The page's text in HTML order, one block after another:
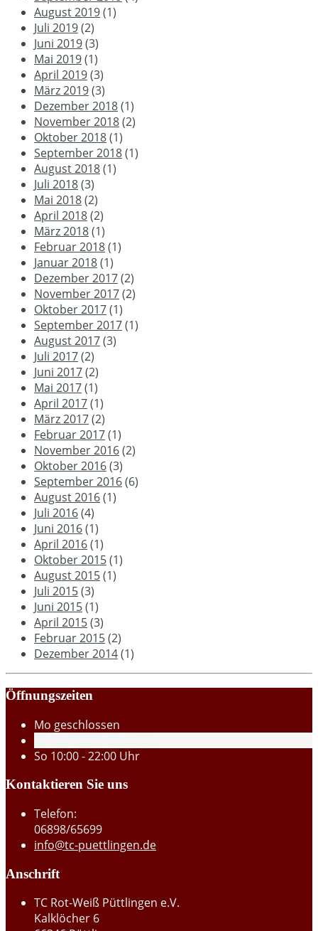
August 2019(1)
Juli 2019(2)
Juni 2019(3)
Mai 2019(1)
April 2019(3)
März 2019(3)
Dezember 2018(1)
November 2018(2)
Oktober 2018(1)
September 2018(1)
August 2018(1)
Juli 2018(3)
Mai 2018(2)
April 2018(2)
März 2018(1)
Februar 2018(1)
Januar 2018(1)
Dezember 2017(2)
November 2017(2)
Oktober 2017(1)
September 2017(1)
August 2017(3)
Juli 2017(2)
Juni 2017(2)
Mai 2017(1)
April 2017(1)
März 2017(2)
Februar 2017(1)
November 2016(2)
Oktober 2016(3)
September 2016(6)
August 2016(1)
Juli 2016(4)
Juni 2016(1)
April 2016(1)
Oktober 2015(1)
August 2015(1)
Juli 2015(3)
Juni 2015(1)
April 2015(3)
Februar 2015(2)
Dezember 2014(1)
Öffnungszeiten
Mo geschlossen
So 10:00 - 22:00 Uhr
Kontaktieren Sie uns
Telefon:
06898/65699
info@tc-puettlingen.de
Anschrift
TC Rot-Weiß Püttlingen e.V.
Kalklöcher 6